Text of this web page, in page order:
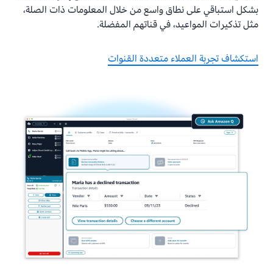
بشكل استباقي على نطاق واسع من خلال المعلومات ذات الصلة،
مثل تذكيرات المواعيد، في قناتهم المفضلة.
استكشاف تجربة العملاء متعددة القنوات